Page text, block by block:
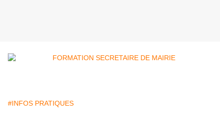
#INFOS PRATIQUES